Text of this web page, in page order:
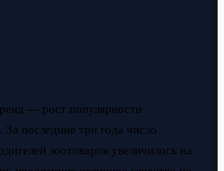
— рост популярности
За последние три года число
зоотоваров увеличилось на